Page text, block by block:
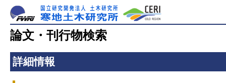
論文・刊行物検索
詳細情報